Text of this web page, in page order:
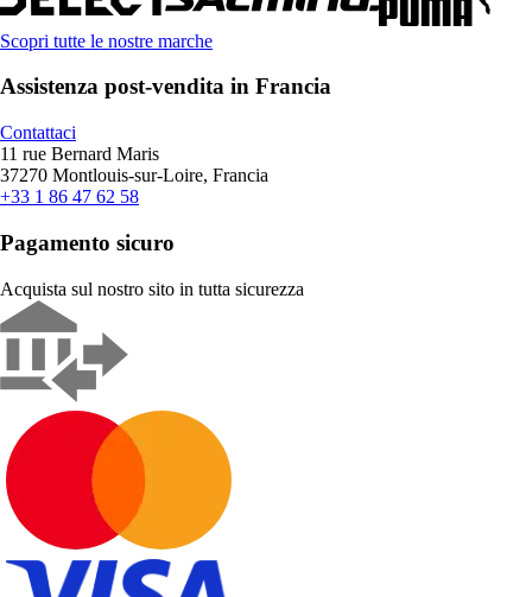
Scopri tutte le nostre marche
Assistenza post-vendita in Francia
Contattaci
11 rue Bernard Maris
37270 Montlouis-sur-Loire, Francia
+33 1 86 47 62 58
Pagamento sicuro
Acquista sul nostro sito in tutta sicurezza